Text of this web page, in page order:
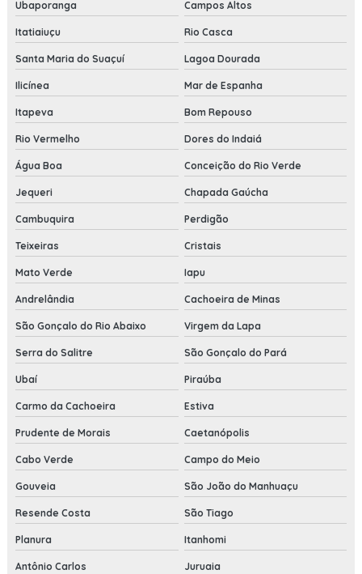
Ubaporanga Campos Altos
Itatiaiuçu Rio Casca
Santa Maria do Suaçuí Lagoa Dourada
Ilicínea Mar de Espanha
Itapeva Bom Repouso
Rio Vermelho Dores do Indaiá
Água Boa Conceição do Rio Verde
Jequeri Chapada Gaúcha
Cambuquira Perdigão
Teixeiras Cristais
Mato Verde Iapu
Andrelândia Cachoeira de Minas
São Gonçalo do Rio Abaixo Virgem da Lapa
Serra do Salitre São Gonçalo do Pará
Ubaí Piraúba
Carmo da Cachoeira Estiva
Prudente de Morais Caetanópolis
Cabo Verde Campo do Meio
Gouveia São João do Manhuaçu
Resende Costa São Tiago
Planura Itanhomi
Antônio Carlos Juruaia